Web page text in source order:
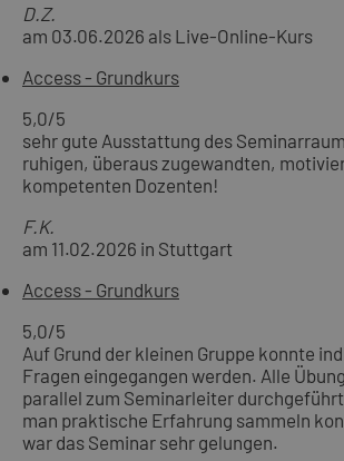
D.Z.
am 03.06.2026 als Live-Online-Kurs
Access - Grundkurs
5,0/5
sehr gute Ausstattung des
ruhigen, überaus zugewandten,
kompetenten Dozenten!
F.K.
am 11.02.2026 in Stuttgart
Access - Grundkurs
5,0/5
Auf Grund der kleinen Gruppe konnte
Fragen eingegangen werden. Alle
parallel zum Seminarleiter
man praktische Erfahrung sammeln
war das Seminar sehr gelungen.